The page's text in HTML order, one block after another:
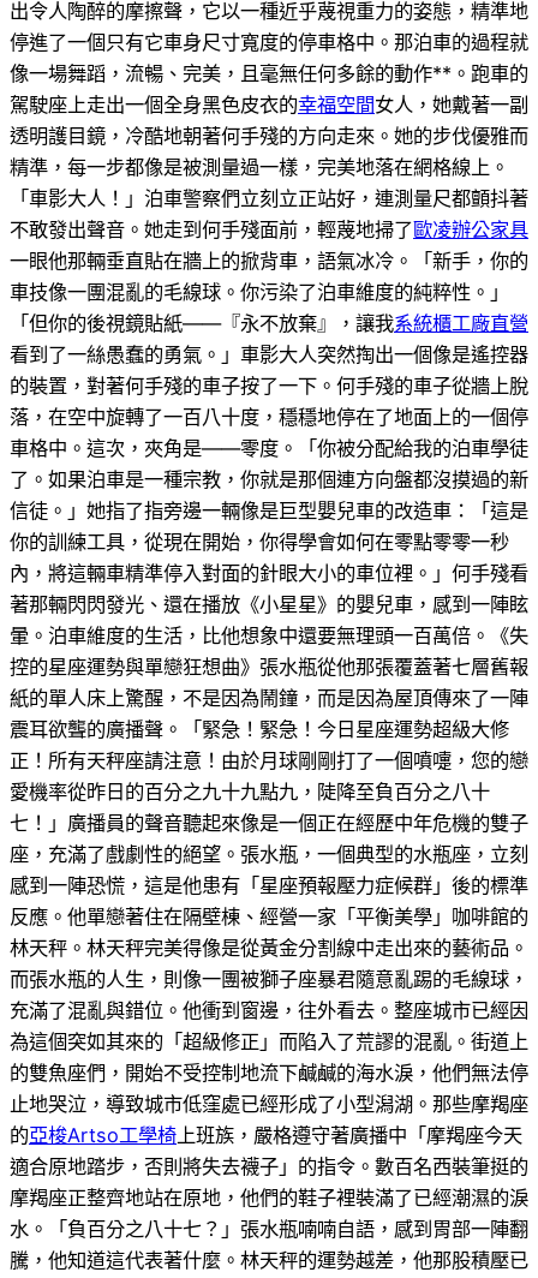
出令人陶醉的摩擦聲，它以一種近乎蔑視重力的姿態，精準地
停進了一個只有它車身尺寸寬度的停車格中。那泊車的過程就
像一場舞蹈，流暢、完美，且毫無任何多餘的動作**。跑車的
駕駛座上走出一個全身黑色皮衣的幸福空間女人，她戴著一副
透明護目鏡，冷酷地朝著何手殘的方向走來。她的步伐優雅而
精準，每一步都像是被測量過一樣，完美地落在網格線上。
「車影大人！」泊車警察們立刻立正站好，連測量尺都顫抖著
不敢發出聲音。她走到何手殘面前，輕蔑地掃了歐凌辦公家具
一眼他那輛垂直貼在牆上的掀背車，語氣冰冷。「新手，你的
車技像一團混亂的毛線球。你污染了泊車維度的純粹性。」
「但你的後視鏡貼紙——『永不放棄』，讓我系統櫃工廠直營
看到了一絲愚蠢的勇氣。」車影大人突然掏出一個像是遙控器
的裝置，對著何手殘的車子按了一下。何手殘的車子從牆上脫
落，在空中旋轉了一百八十度，穩穩地停在了地面上的一個停
車格中。這次，夾角是——零度。「你被分配給我的泊車學徒
了。如果泊車是一種宗教，你就是那個連方向盤都沒摸過的新
信徒。」她指了指旁邊一輛像是巨型嬰兒車的改造車：「這是
你的訓練工具，從現在開始，你得學會如何在零點零零一秒
內，將這輛車精準停入對面的針眼大小的車位裡。」何手殘看
著那輛閃閃發光、還在播放《小星星》的嬰兒車，感到一陣眩
暈。泊車維度的生活，比他想象中還要無理頭一百萬倍。《失
控的星座運勢與單戀狂想曲》張水瓶從他那張覆蓋著七層舊報
紙的單人床上驚醒，不是因為鬧鐘，而是因為屋頂傳來了一陣
震耳欲聾的廣播聲。「緊急！緊急！今日星座運勢超級大修
正！所有天秤座請注意！由於月球剛剛打了一個噴嚏，您的戀
愛機率從昨日的百分之九十九點九，陡降至負百分之八十
七！」廣播員的聲音聽起來像是一個正在經歷中年危機的雙子
座，充滿了戲劇性的絕望。張水瓶，一個典型的水瓶座，立刻
感到一陣恐慌，這是他患有「星座預報壓力症候群」後的標準
反應。他單戀著住在隔壁棟、經營一家「平衡美學」咖啡館的
林天秤。林天秤完美得像是從黃金分割線中走出來的藝術品。
而張水瓶的人生，則像一團被獅子座暴君隨意亂踢的毛線球，
充滿了混亂與錯位。他衝到窗邊，往外看去。整座城市已經因
為這個突如其來的「超級修正」而陷入了荒謬的混亂。街道上
的雙魚座們，開始不受控制地流下鹹鹹的海水淚，他們無法停
止地哭泣，導致城市低窪處已經形成了小型潟湖。那些摩羯座
的亞梭Artso工學椅上班族，嚴格遵守著廣播中「摩羯座今天
適合原地踏步，否則將失去襪子」的指令。數百名西裝筆挺的
摩羯座正整齊地站在原地，他們的鞋子裡裝滿了已經潮濕的淚
水。「負百分之八十七？」張水瓶喃喃自語，感到胃部一陣翻
騰，他知道這代表著什麼。林天秤的運勢越差，他那股積壓已